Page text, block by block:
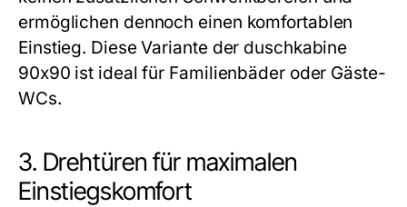
ermöglichen dennoch einen komfortablen
Einstieg. Diese Variante der duschkabine
90x90 ist ideal für Familienbäder oder Gäste-
WCs.
3. Drehtüren für maximalen
Einstiegskomfort